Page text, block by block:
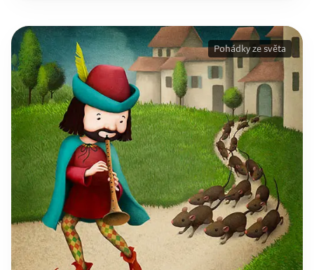
Pohádky ze světa